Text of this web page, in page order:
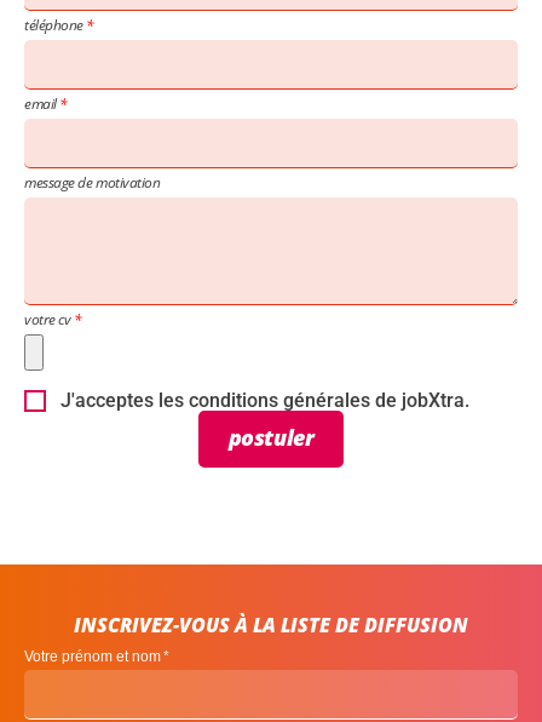
téléphone
email
message de motivation
votre cv
J'acceptes les conditions générales de jobXtra.
postuler
INSCRIVEZ-VOUS À LA LISTE DE DIFFUSION
Votre prénom et nom